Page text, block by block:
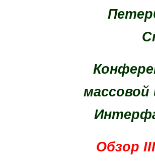
Обзор